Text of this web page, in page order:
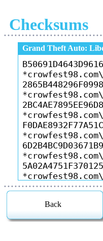
Checksums
• • • • • • • • • • • • • • • • • • • • • • • • • • •
Grand Theft Auto:
• • • • • • • • • • • • • • • • • • • • • • • • • • •
Back